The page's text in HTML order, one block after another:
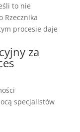
to nie
Rzecznika
procesie daje
za
specjalistów